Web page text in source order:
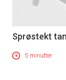
Få
Sprøstekt
5 minutter